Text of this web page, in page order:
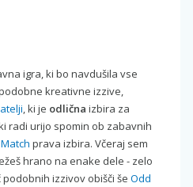
igra, ki bo navdušila vse
kreativne izzive,
, ki je odlična izbira za
radi urijo spomin ob zabavnih
prava izbira. Včeraj sem
hrano na enake dele - zelo
izzivov obišči še Odd